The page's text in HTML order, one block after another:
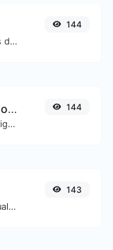
Converta facilmente arquivos de imagem WEBP para BMP.
144
Formatador/embelezador de SQL
Formate & embeleze seu código SQL com facilidade.
144
Gere um hash SHA-1 para qualquer entrada de texto.
143